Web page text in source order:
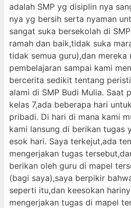
adalah SMP yg disiplin nya
nya yg bersih serta nyaman
sangat suka bersekolah di
ramah dan baik,tidak suka
tidak semua guru),dan mereka
pembelajaran sampai kami
bercerita sedikit tentang
alami di SMP Budi Mulia. Saat
kelas 7,ada beberapa hari
pribadi. Di hari di mana kami
kami lansung di berikan tugas
esok hari. Saya terkejut,ada
mengerjakan tugas
berikan oleh guru di mapel
(bagi saya),saya berpikir
seperti itu,dan keesokan
mengerjakan tugas di mapel